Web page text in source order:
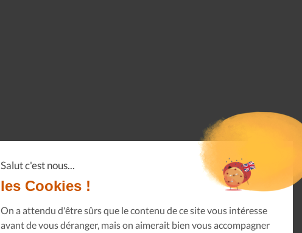
Salut c'est nous...
les Cookies !
On a attendu d'être sûrs que le contenu de ce site vous intéresse
avant de vous déranger, mais on aimerait bien vous accompagner